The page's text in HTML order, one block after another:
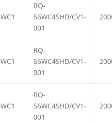
RQ-
56WC4SHD/CV1-
001
RQ-
56WC4SHD/CV1-
001
RQ-
56WC4SHD/CV1-
001